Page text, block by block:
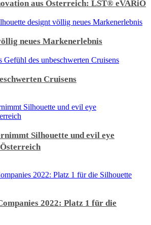
aus Österreich: LST® eVARiO
neues Markenerlebnis
Cruisens
Silhouette und evil eye
2022: Platz 1 für die